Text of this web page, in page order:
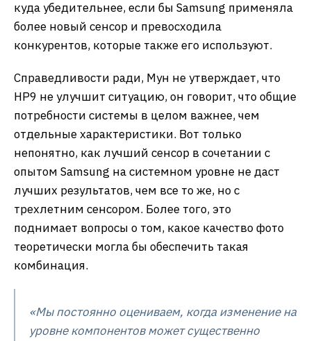
куда убедительнее, если бы Samsung применяла
более новый сенсор и превосходила
конкурентов, которые также его используют.
Справедливости ради, Мун не утверждает, что
HP9 не улучшит ситуацию, он говорит, что общие
потребности системы в целом важнее, чем
отдельные характеристики. Вот только
непонятно, как лучший сенсор в сочетании с
опытом Samsung на системном уровне не даст
лучших результатов, чем все то же, но с
трехлетним сенсором. Более того, это
поднимает вопросы о том, какое качество фото
теоретически могла бы обеспечить такая
комбинация.
«Мы постоянно оцениваем, когда изменение на
уровне компонентов может существенно